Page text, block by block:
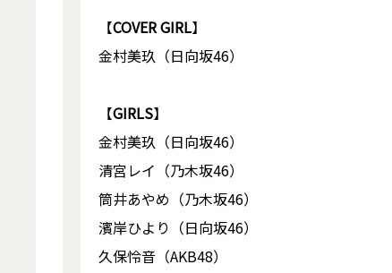
【COVER GIRL】
金村美玖（日向坂46）
【GIRLS】
金村美玖（日向坂46）
清宮レイ（乃木坂46）
筒井あやめ（乃木坂46）
濱岸ひより（日向坂46）
久保怜音（AKB48）